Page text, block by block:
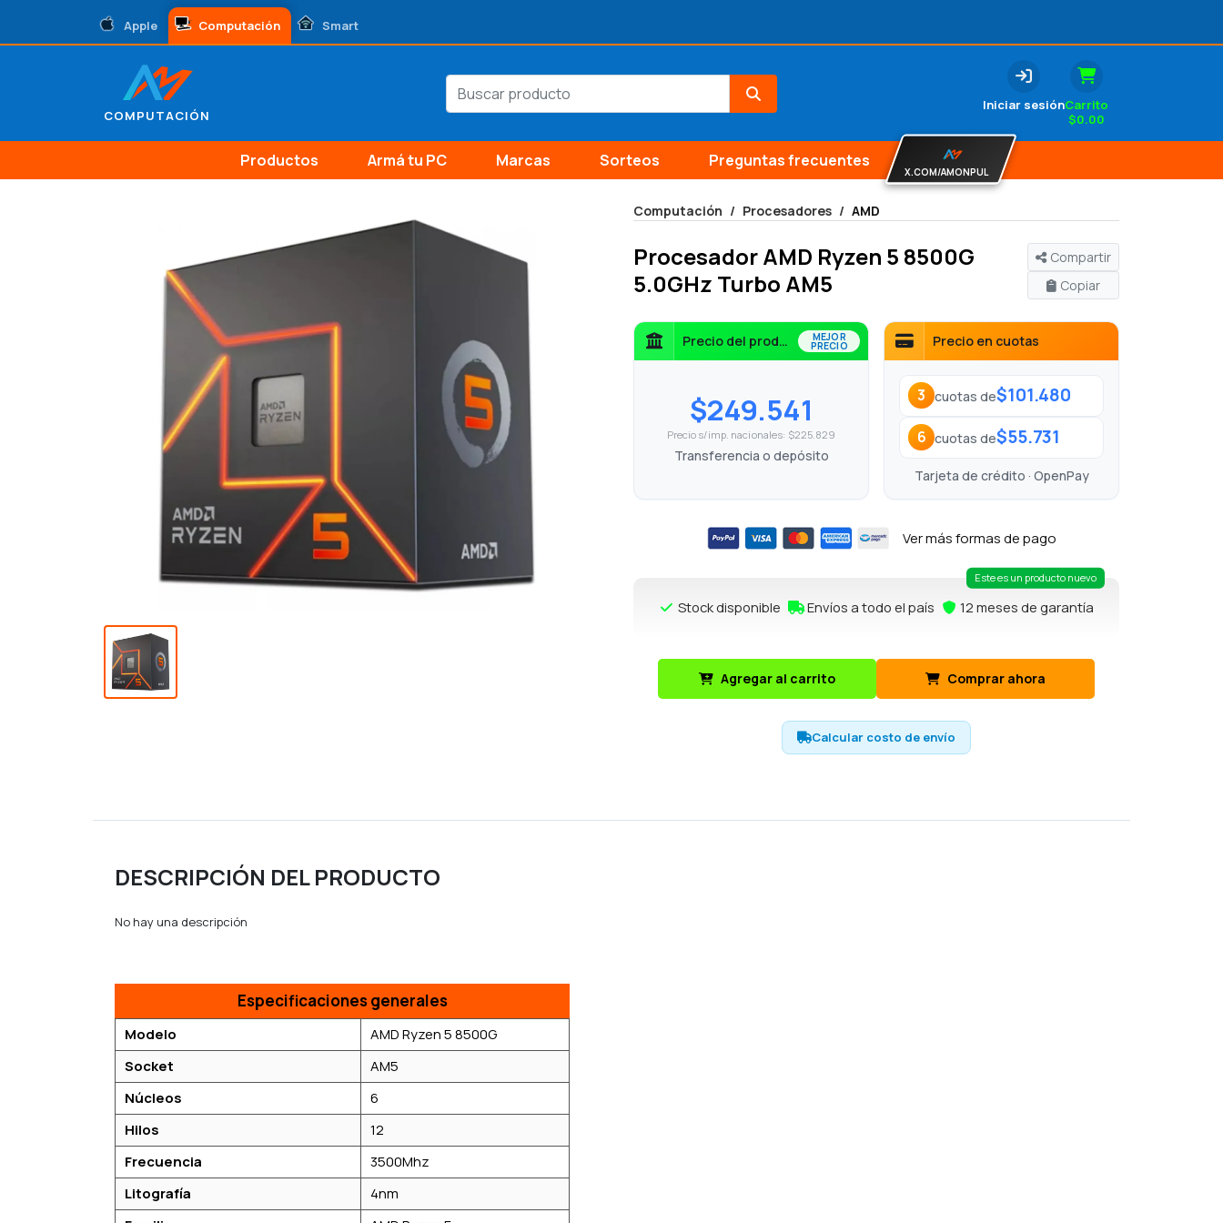
Apple Computación Smart
COMPUTACIÓN
Iniciar sesiónCarrito
$0.00
Productos Armá tu PC Marcas Sorteos Preguntas frecuentes
X.COM/AMONPUL
Computación Procesadores AMD
Procesador AMD Ryzen 5 8500G
5.0GHz Turbo AM5
Compartir
Copiar
Precio del producto MEJOR
PRECIO
$249.541
Precio s/imp. nacionales: $225.829
Transferencia o depósito
Precio en cuotas
3 cuotas de$101.480
6 cuotas de$55.731
Tarjeta de crédito · OpenPay
Ver más formas de pago
Este es un producto nuevo
Stock disponible Envíos a todo el país 12 meses de garantía
Agregar al carrito Comprar ahora
Calcular costo de envío
DESCRIPCIÓN DEL PRODUCTO
No hay una descripción
Especificaciones generales
Modelo
AMD Ryzen 5 8500G
Socket
AM5
Núcleos
6
Hilos
12
Frecuencia
3500Mhz
Litografía
4nm